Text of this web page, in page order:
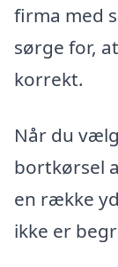
firma med
sørge for,
korrekt.
Når du
bortkørsel
en række
ikke er